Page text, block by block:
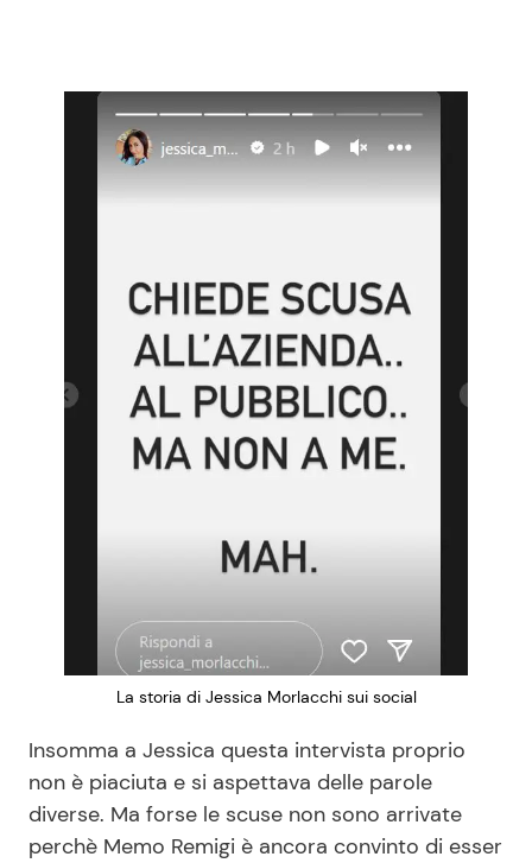
La storia di Jessica Morlacchi sui social
Insomma a Jessica questa intervista proprio
non è piaciuta e si aspettava delle parole
diverse. Ma forse le scuse non sono arrivate
perchè Memo Remigi è ancora convinto di esser